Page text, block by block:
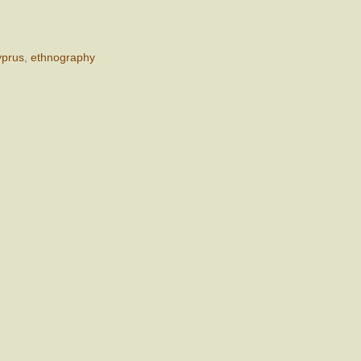
,ethnography